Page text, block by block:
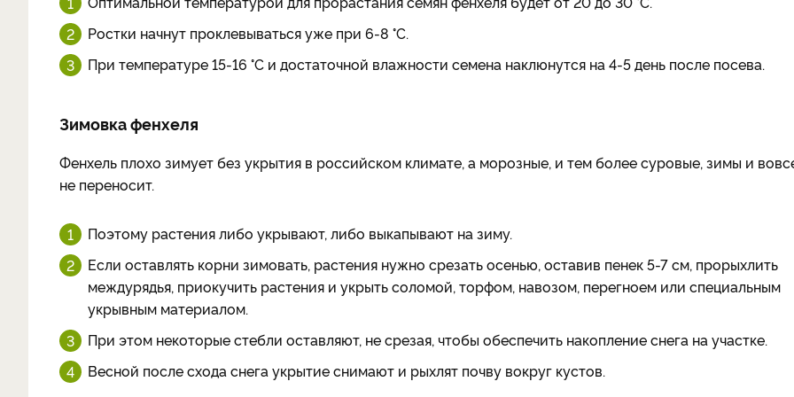
Ростки начнут проклевываться уже при 6-8 °C.
При температуре 15-16 °C и достаточной влажности семена наклюнутся на 4-5 день после посева.
Зимовка фенхеля
Фенхель плохо зимует без укрытия в российском климате, а морозные, и тем более суровые, зимы и
не переносит.
Поэтому растения либо укрывают, либо выкапывают на зиму.
Если оставлять корни зимовать, растения нужно срезать осенью, оставив пенек 5-7 см, прорыхлить
междурядья, приокучить растения и укрыть соломой, торфом, навозом, перегноем или специальным
укрывным материалом.
При этом некоторые стебли оставляют, не срезая, чтобы обеспечить накопление снега на участке.
Весной после схода снега укрытие снимают и рыхлят почву вокруг кустов.